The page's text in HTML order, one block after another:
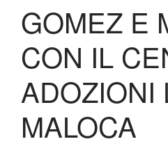
GOMEZ E
CON IL
ADOZIONI
MALOCA